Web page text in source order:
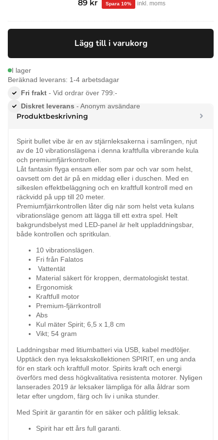
Det
priset
99 kr.
89 kr
Det
priset
89 kr.
inkl. moms
Lägg till i varukorg
I lager
Beräknad leverans: 1-4 arbetsdagar
Fri frakt - Vid ordrar över 799:-
Diskret leverans - Anonym avsändare
Produktbeskrivning
Spirit bullet vibe är en av stjärnleksakerna i samlingen, njut
av de 10 vibrationslägena i denna kraftfulla vibrerande kula
och premiumfjärrkontrollen.
Låt fantasin flyga ensam eller som par och var som helst,
oavsett om det är på en middag eller i duschen. Med en
silkeslen effektbeläggning och en kraftfull kontroll med en
räckvidd på upp till 20 meter.
Premiumfjärrkontrollen låter dig när som helst veta kulans
vibrationsläge genom att lägga till ett extra spel. Helt
bakgrundsbelyst med LED-panel är helt uppladdningsbar,
både kontrollen och spritkulan.
10 vibrationslägen.
Fri från Falatos
Vattentät
Material säkert för kroppen, dermatologiskt testat.
Ergonomisk
Kraftfull motor
Premium-fjärrkontroll
Abs
Kul mäter Spirit; 6,5 x 1,8 cm
Vikt; 54 gram
Laddningsbar med litiumbatteri via USB, kabel medföljer.
Upptäck den nya leksakskollektionen SPIRIT, en ung anda
för en stark och kraftfull motor. Spirits kraft och energi
överförs med dess högkvalitativa resistenta motorer. Nyligen
lanserades 2019 är leksaker lämpliga för alla åldrar som
letar efter ungdom, färg och liv i unika stunder.
Med Spirit är garantin för en säker och pålitlig leksak.
Spirit har ett års full garanti.